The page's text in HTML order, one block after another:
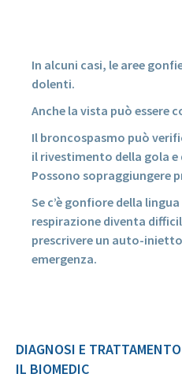
In alcuni casi, le aree
dolenti.
Anche la vista può essere
Il broncospasmo può
il rivestimento della gola e
Possono sopraggiungere
Se c’è gonfiore della
respirazione diventa
prescrivere un auto-
emergenza.
DIAGNOSI E
IL BIOMEDIC